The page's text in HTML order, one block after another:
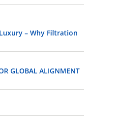
– Why Filtration
GLOBAL ALIGNMENT